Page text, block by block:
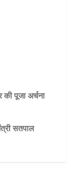
पूजा अर्चना
सतपाल